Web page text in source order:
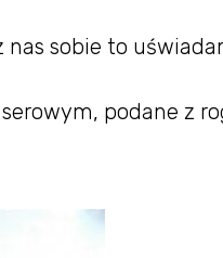
sobie to
podane z